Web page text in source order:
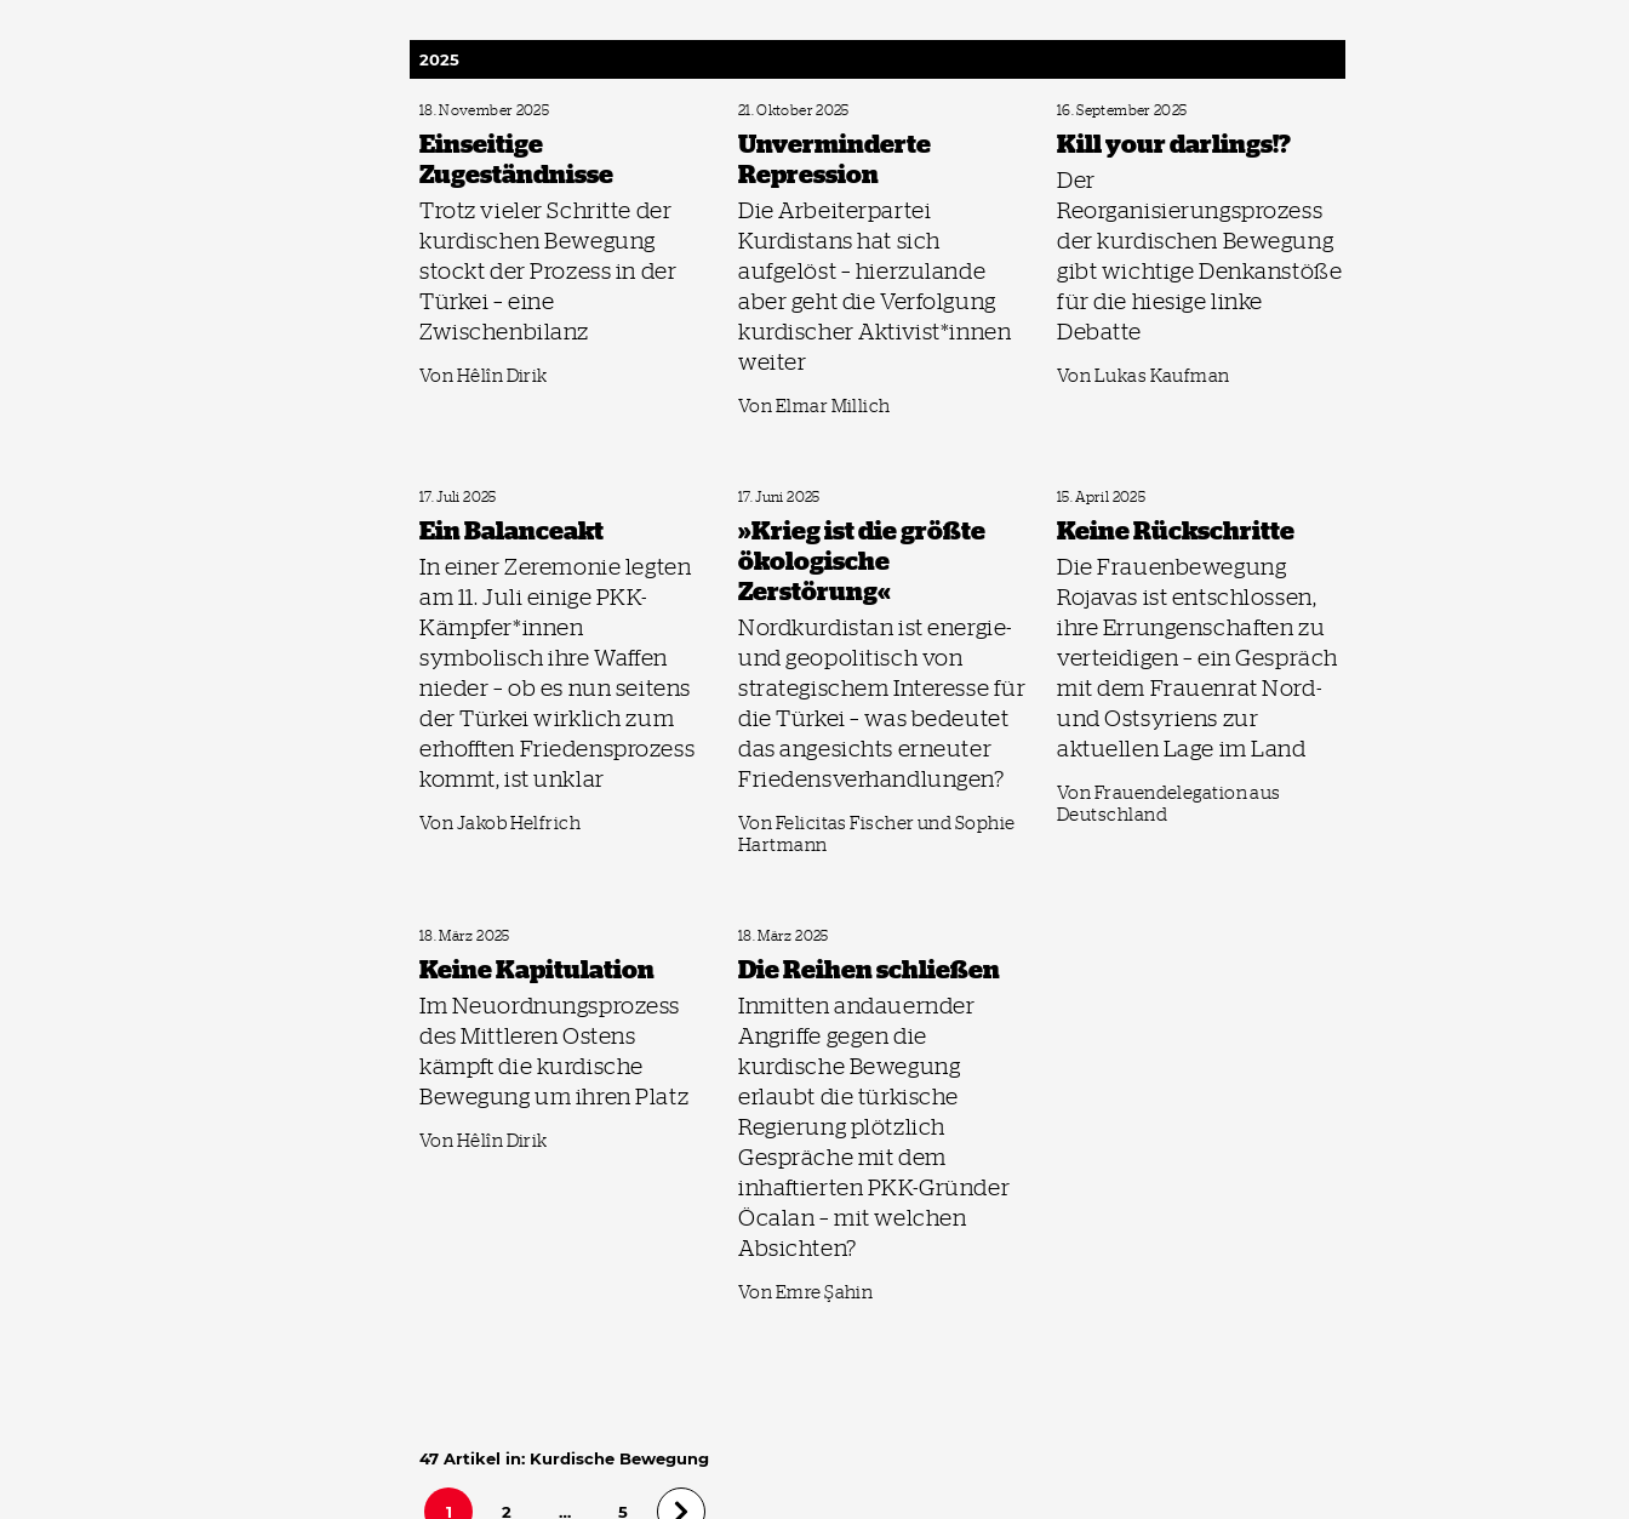
2025
18. November 2025
Einseitige
Zugeständnisse
Trotz vieler Schritte der
kurdischen Bewegung
stockt der Prozess in der
Türkei – eine
Zwischenbilanz
Von Hêlîn Dirik
21. Oktober 2025
Unverminderte
Repression
Die Arbeiterpartei
Kurdistans hat sich
aufgelöst – hierzulande
aber geht die Verfolgung
kurdischer Aktivist*innen
weiter
Von Elmar Millich
16. September 2025
Kill your darlings!?
Der
Reorganisierungsprozess
der kurdischen Bewegung
gibt wichtige Denkanstöße
für die hiesige linke
Debatte
Von Lukas Kaufman
17. Juli 2025
Ein Balanceakt
In einer Zeremonie legten
am 11. Juli einige PKK-
Kämpfer*innen
symbolisch ihre Waffen
nieder – ob es nun seitens
der Türkei wirklich zum
erhofften Friedensprozess
kommt, ist unklar
Von Jakob Helfrich
17. Juni 2025
»Krieg ist die größte
ökologische
Zerstörung«
Nordkurdistan ist energie-
und geopolitisch von
strategischem Interesse für
die Türkei – was bedeutet
das angesichts erneuter
Friedensverhandlungen?
Von Felicitas Fischer und Sophie
Hartmann
15. April 2025
Keine Rückschritte
Die Frauenbewegung
Rojavas ist entschlossen,
ihre Errungenschaften zu
verteidigen – ein Gespräch
mit dem Frauenrat Nord-
und Ostsyriens zur
aktuellen Lage im Land
Von Frauendelegation aus
Deutschland
18. März 2025
Keine Kapitulation
Im Neuordnungsprozess
des Mittleren Ostens
kämpft die kurdische
Bewegung um ihren Platz
Von Hêlîn Dirik
18. März 2025
Die Reihen schließen
Inmitten andauernder
Angriffe gegen die
kurdische Bewegung
erlaubt die türkische
Regierung plötzlich
Gespräche mit dem
inhaftierten PKK-Gründer
Öcalan – mit welchen
Absichten?
Von Emre Şahin
47 Artikel in: Kurdische Bewegung
1 2 … 5